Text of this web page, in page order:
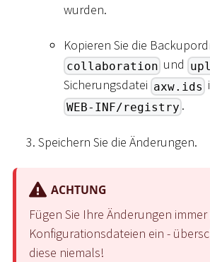
wurden.
Kopieren Sie die
collaboration und
Sicherungsdatei axw.ids
WEB-INF/registry .
Speichern Sie die Änderungen.
ACHTUNG
Fügen Sie Ihre Änderungen
Konfigurationsdateien ein -
diese niemals!